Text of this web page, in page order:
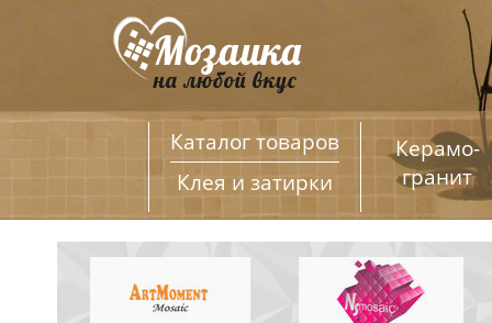
Каталог товаров
Клея и затирки
Керамо­
гранит